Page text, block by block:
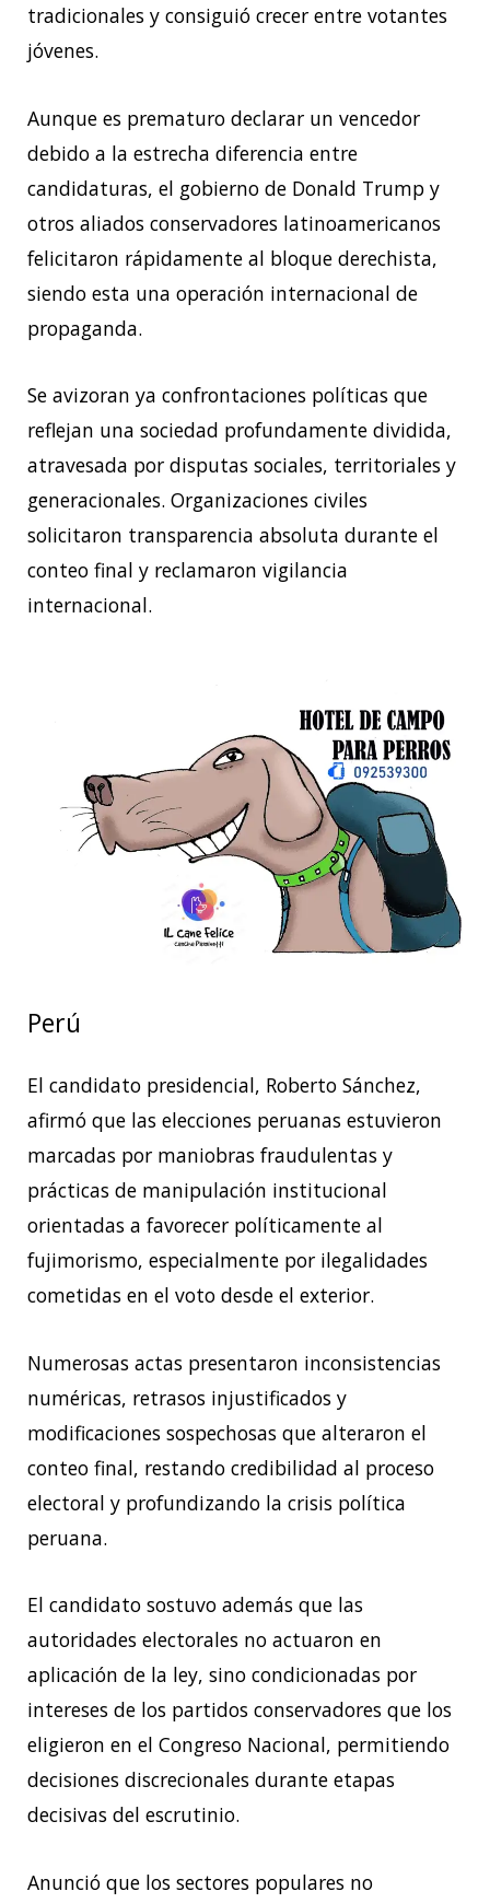
tradicionales y consiguió crecer entre votantes
jóvenes.
Aunque es prematuro declarar un vencedor
debido a la estrecha diferencia entre
candidaturas, el gobierno de Donald Trump y
otros aliados conservadores latinoamericanos
felicitaron rápidamente al bloque derechista,
siendo esta una operación internacional de
propaganda.
Se avizoran ya confrontaciones políticas que
reflejan una sociedad profundamente dividida,
atravesada por disputas sociales, territoriales y
generacionales. Organizaciones civiles
solicitaron transparencia absoluta durante el
conteo final y reclamaron vigilancia
internacional.
Perú
El candidato presidencial, Roberto Sánchez,
afirmó que las elecciones peruanas estuvieron
marcadas por maniobras fraudulentas y
prácticas de manipulación institucional
orientadas a favorecer políticamente al
fujimorismo, especialmente por ilegalidades
cometidas en el voto desde el exterior.
Numerosas actas presentaron inconsistencias
numéricas, retrasos injustificados y
modificaciones sospechosas que alteraron el
conteo final, restando credibilidad al proceso
electoral y profundizando la crisis política
peruana.
El candidato sostuvo además que las
autoridades electorales no actuaron en
aplicación de la ley, sino condicionadas por
intereses de los partidos conservadores que los
eligieron en el Congreso Nacional, permitiendo
decisiones discrecionales durante etapas
decisivas del escrutinio.
Anunció que los sectores populares no